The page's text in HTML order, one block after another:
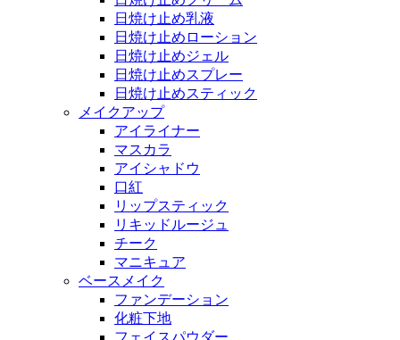
日焼け止め乳液
日焼け止めローション
日焼け止めジェル
日焼け止めスプレー
日焼け止めスティック
メイクアップ
アイライナー
マスカラ
アイシャドウ
口紅
リップスティック
リキッドルージュ
チーク
マニキュア
ベースメイク
ファンデーション
化粧下地
フェイスパウダー